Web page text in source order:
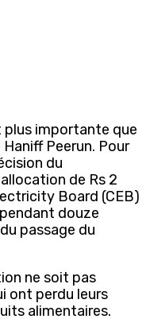
plus importante que
Peerun. Pour
du
de Rs 2
Board (CEB)
douze
passage du
ne soit pas
ont perdu leurs
alimentaires.